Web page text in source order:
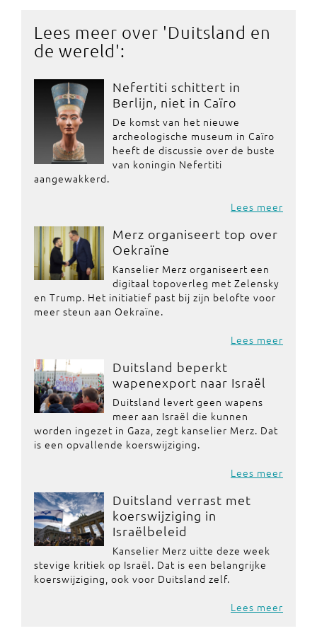
Lees meer over 'Duitsland en
de wereld':
Nefertiti schittert in
Berlijn, niet in Caïro
De komst van het nieuwe
archeologische museum in Caïro
heeft de discussie over de buste
van koningin Nefertiti
aangewakkerd.
Lees meer
Merz organiseert top over
Oekraïne
Kanselier Merz organiseert een
digitaal topoverleg met Zelensky
en Trump. Het initiatief past bij zijn belofte voor
meer steun aan Oekraïne.
Lees meer
Duitsland beperkt
wapenexport naar Israël
Duitsland levert geen wapens
meer aan Israël die kunnen
worden ingezet in Gaza, zegt kanselier Merz. Dat
is een opvallende koerswijziging.
Lees meer
Duitsland verrast met
koerswijziging in
Israëlbeleid
Kanselier Merz uitte deze week
stevige kritiek op Israël. Dat is een belangrijke
koerswijziging, ook voor Duitsland zelf.
Lees meer